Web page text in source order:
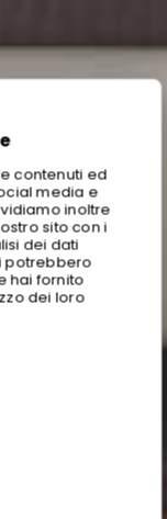
contenuti ed
media e
inoltre
sito con i
dei dati
potrebbero
hai fornito
dei loro